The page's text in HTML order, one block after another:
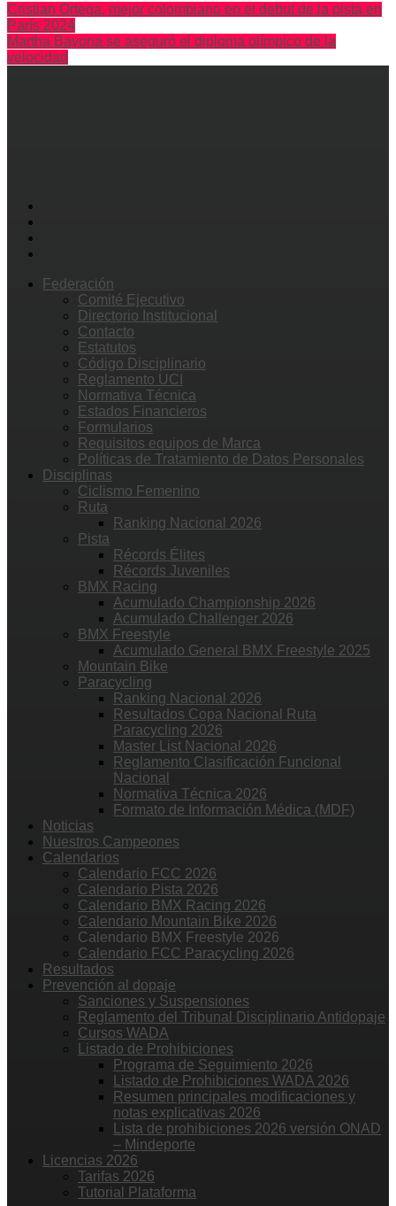
Cristian Ortega, mejor colombiano en el debut de la pista en
París 2024
Martha Bayona se aseguró el diploma olímpico de la
velocidad
Federación
Comité Ejecutivo
Directorio Institucional
Contacto
Estatutos
Código Disciplinario
Reglamento UCI
Normativa Técnica
Estados Financieros
Formularios
Requisitos equipos de Marca
Políticas de Tratamiento de Datos Personales
Disciplinas
Ciclismo Femenino
Ruta
Ranking Nacional 2026
Pista
Récords Élites
Récords Juveniles
BMX Racing
Acumulado Championship 2026
Acumulado Challenger 2026
BMX Freestyle
Acumulado General BMX Freestyle 2025
Mountain Bike
Paracycling
Ranking Nacional 2026
Resultados Copa Nacional Ruta
Paracycling 2026
Master List Nacional 2026
Reglamento Clasificación Funcional
Nacional
Normativa Técnica 2026
Formato de Información Médica (MDF)
Noticias
Nuestros Campeones
Calendarios
Calendario FCC 2026
Calendario Pista 2026
Calendario BMX Racing 2026
Calendario Mountain Bike 2026
Calendario BMX Freestyle 2026
Calendario FCC Paracycling 2026
Resultados
Prevención al dopaje
Sanciones y Suspensiones
Reglamento del Tribunal Disciplinario Antidopaje
Cursos WADA
Listado de Prohibiciones
Programa de Seguimiento 2026
Listado de Prohibiciones WADA 2026
Resumen principales modificaciones y
notas explicativas 2026
Lista de prohibiciones 2026 versión ONAD
– Mindeporte
Licencias 2026
Tarifas 2026
Tutorial Plataforma